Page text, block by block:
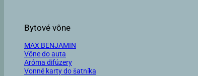
Bytové vône
MAX BENJAMIN
Vône do auta
Aróma difúzery
Vonné karty do šatníka